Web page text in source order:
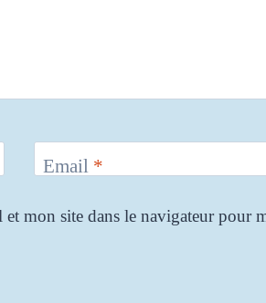
Email *
mon site dans le navigateur pour